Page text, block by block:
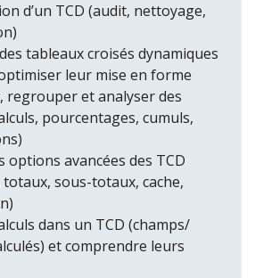
d’un TCD (audit, nettoyage,
tableaux croisés dynamiques
leur mise en forme
regrouper et analyser des
pourcentages, cumuls,
options avancées des TCD
sous-totaux, cache,
dans un TCD (champs/
et comprendre leurs